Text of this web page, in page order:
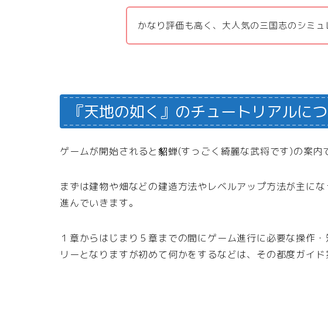
かなり評価も高く、大人気の三国志のシミ
『天地の如く』のチュートリアルに
ゲームが開始されると貂蝉(すっごく綺麗な武将です)の案内
まずは建物や畑などの建造方法やレベルアップ方法が主に
進んでいきます。
１章からはじまり５章までの間にゲーム進行に必要な操作
リーとなりますが初めて何かをするなどは、その都度ガイド